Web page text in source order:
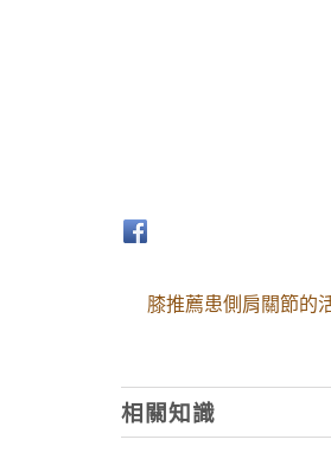
膝推薦患側肩關節的
相關知識